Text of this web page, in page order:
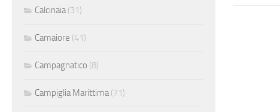
Calcinaia(31)
Camaiore (41)
Campagnatico (8)
Campiglia Marittima(71)